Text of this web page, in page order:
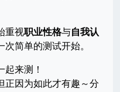
重视职业性格与自我认
简单的测试开始。
来测！
正因为如此才有趣～分